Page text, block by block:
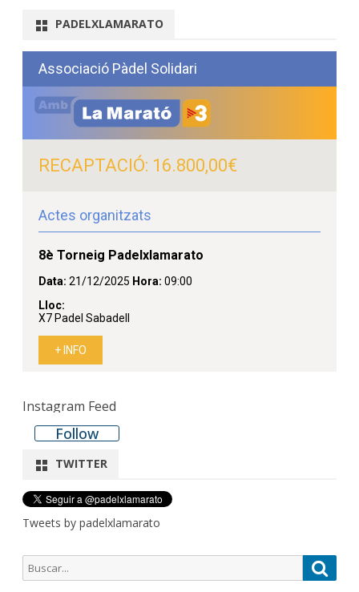
PADELXLAMARATO
Instagram Feed
Follow
TWITTER
Tweets by padelxlamarato
Buscar
por: